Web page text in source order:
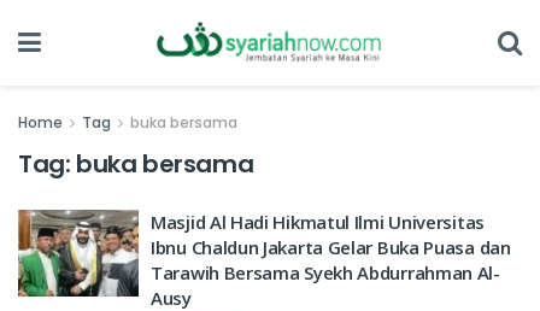
Home Tag buka bersama
Tag: buka bersama
Masjid Al Hadi Hikmatul Ilmi Universitas
Ibnu Chaldun Jakarta Gelar Buka Puasa dan
Tarawih Bersama Syekh Abdurrahman Al-
Ausy